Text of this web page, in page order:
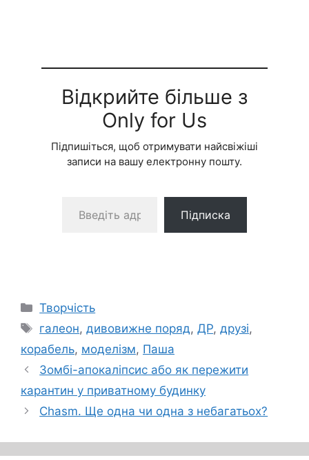
Відкрийте більше з
Only for Us
Підпишіться, щоб отримувати найсвіжіші
записи на вашу електронну пошту.
Підписка
Категорії
Творчість
Позначки
галеон,дивовижне поряд,ДР,друзі,
корабель, моделізм, Паша
Зомбі-апокаліпсис або як пережити
карантин у приватному будинку
Chasm. Ще одна чи одна з небагатьох?